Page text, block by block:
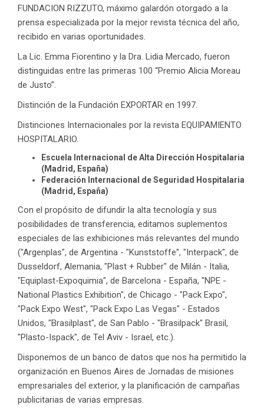
FUNDACION RIZZUTO, máximo galardón otorgado a la
prensa especializada por la mejor revista técnica del año,
recibido en varias oportunidades.
La Lic. Emma Fiorentino y la Dra. Lidia Mercado, fueron
distinguidas entre las primeras 100 “Premio Alicia Moreau
de Justo”.
Distinción de la Fundación EXPORTAR en 1997.
Distinciones Internacionales por la revista EQUIPAMIENTO
HOSPITALARIO.
Escuela Internacional de Alta Dirección Hospitalaria
(Madrid, España)
Federación Internacional de Seguridad Hospitalaria
(Madrid, España)
Con el propósito de difundir la alta tecnología y sus
posibilidades de transferencia, editamos suplementos
especiales de las exhibiciones más relevantes del mundo
("Argenplas", de Argentina - "Kunststoffe", "Interpack", de
Dusseldorf, Alemania, "Plast + Rubber" de Milán - Italia,
"Equiplast-Expoquimia", de Barcelona - España, "NPE -
National Plastics Exhibition", de Chicago - "Pack Expo",
"Pack Expo West", "Pack Expo Las Vegas" - Estados
Unidos, "Brasilplast", de San Pablo - "Brasilpack" Brasil,
"Plasto-Ispack", de Tel Aviv - Israel, etc.).
Disponemos de un banco de datos que nos ha permitido la
organización en Buenos Aires de Jornadas de misiones
empresariales del exterior, y la planificación de campañas
publicitarias de varias empresas.